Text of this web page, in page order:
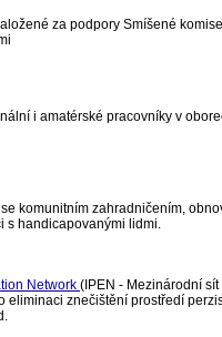
za podpory Smíšené
i amatérské pracovníky v
komunitním zahradničením,
s handicapovanými lidmi.
Network (IPEN - Mezinárodní
eliminaci znečištění prostředí